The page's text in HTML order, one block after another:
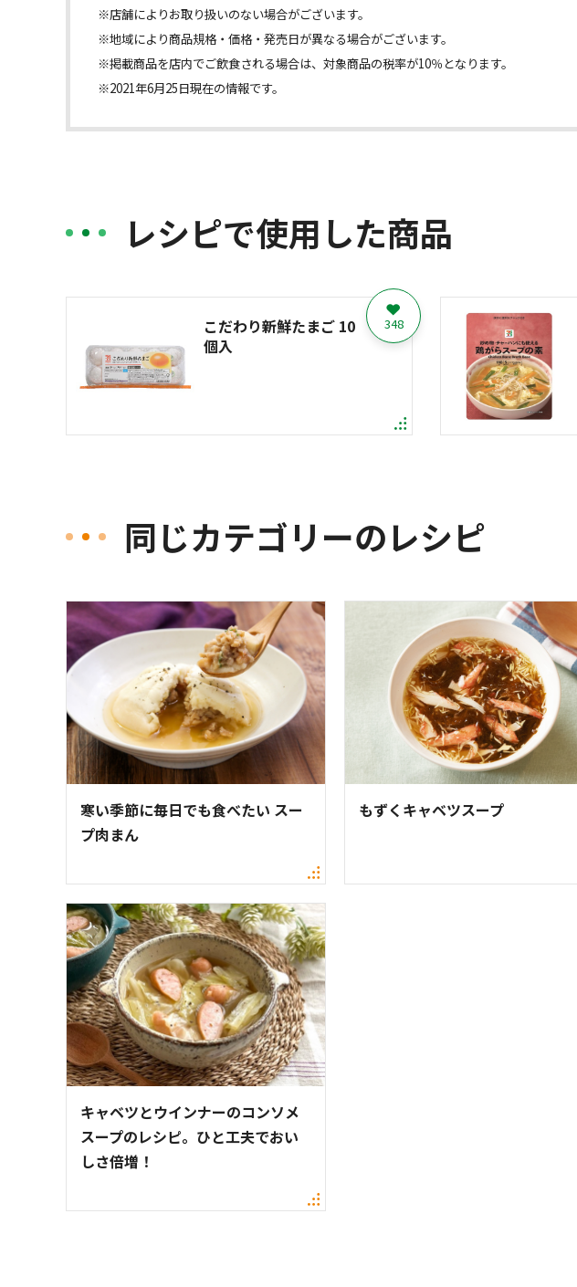
※店舗によりお取り扱いのない場合がございます。
※地域により商品規格・価格・発売日が異なる場合がございます。
※掲載商品を店内でご飲食される場合は、対象商品の税率が10％となります。
※2021年6月25日現在の情報です。
レシピで使用した商品
こだわり新鮮たまご 10
個入
348
同じカテゴリーのレシピ
寒い季節に毎日でも食べたい スー
プ肉まん
もずくキャベツスープ
キャベツとウインナーのコンソメ
スープのレシピ。ひと工夫でおい
しさ倍増！